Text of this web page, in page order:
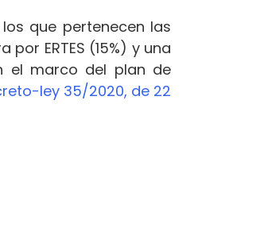
que pertenecen las
ERTES (15%) y una
el marco del plan de
ley 35/2020, de 22